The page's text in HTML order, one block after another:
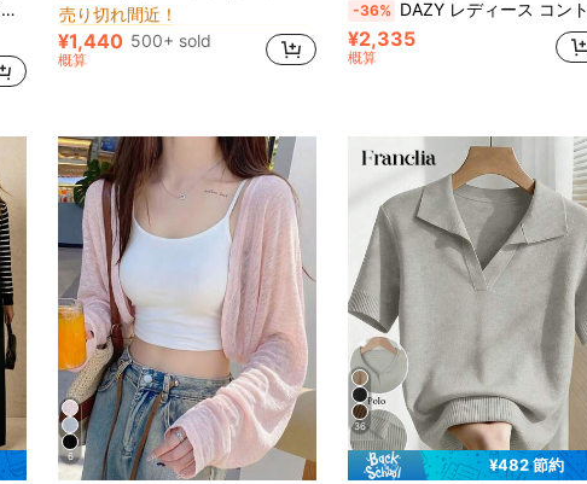
#1 ベストセラー
売り切れ間近！
#1 ベストセラー
売り切れ間近！
#1 ベストセラー カーキ レディースセーターベスト
売り切れ間近！
¥1,440 500+ sold
概算
-36% DAZY レディース コントラストカラー ラウンドネック 半袖 ボタン前開き ツイストニットセーター 2点セット
¥2,335
概算
6
36
¥482 節約